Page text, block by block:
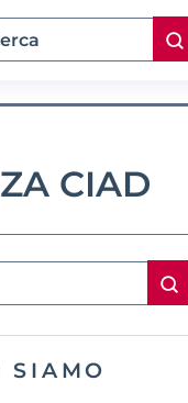
CIAD
SIAMO